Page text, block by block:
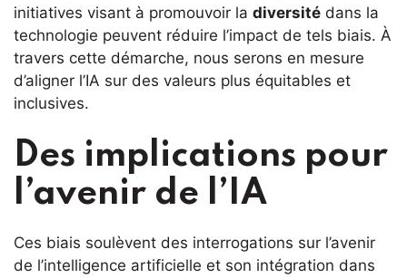
initiatives visant à promouvoir la diversité dans la
technologie peuvent réduire l’impact de tels biais. À
travers cette démarche, nous serons en mesure
d’aligner l’IA sur des valeurs plus équitables et
inclusives.
Des implications pour
l’avenir de l’IA
Ces biais soulèvent des interrogations sur l’avenir
de l’intelligence artificielle et son intégration dans